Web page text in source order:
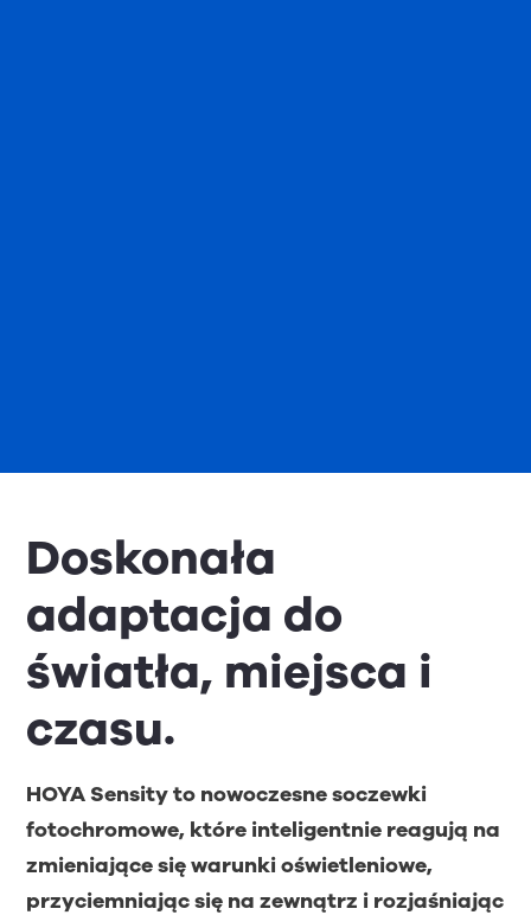
Doskonała
adaptacja do
światła, miejsca i
czasu.
HOYA Sensity to nowoczesne soczewki
fotochromowe, które inteligentnie reagują na
zmieniające się warunki oświetleniowe,
przyciemniając się na zewnątrz i rozjaśniając